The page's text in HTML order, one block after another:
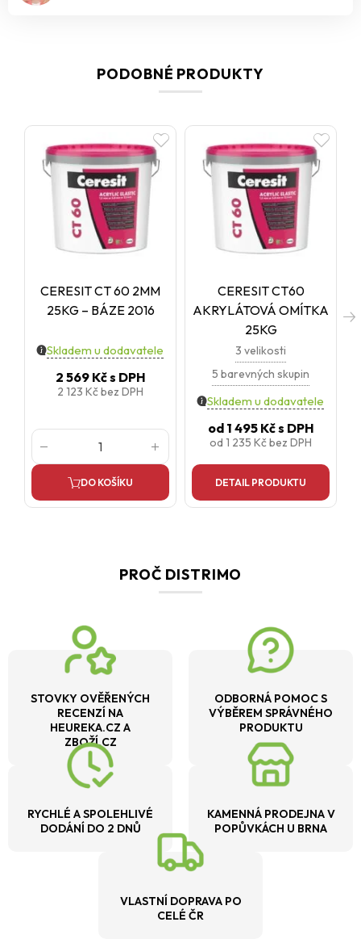
PODOBNÉ PRODUKTY
CERESIT CT 60 2MM
25KG – BÁZE 2016
Skladem u dodavatele
2 569 Kčs DPH
2 123 Kčbez DPH
DO KOŠÍKU
CERESIT CT60
AKRYLÁTOVÁ OMÍTKA
25KG
3 velikosti
5 barevných skupin
Skladem u dodavatele
od1 495 Kčs DPH
od 1 235 Kčbez DPH
DETAIL PRODUKTU
PROČ DISTRIMO
STOVKY OVĚŘENÝCH
RECENZÍ NA
HEUREKA.CZ A
ZBOŽÍ.CZ
ODBORNÁ POMOC S
VÝBĚREM SPRÁVNÉHO
PRODUKTU
RYCHLÉ A SPOLEHLIVÉ
DODÁNÍ DO 2 DNŮ
KAMENNÁ PRODEJNA V
POPŮVKÁCH U BRNA
VLASTNÍ DOPRAVA PO
CELÉ ČR